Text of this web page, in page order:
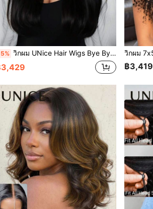
วิกผม UNice Hair Wigs Bye Bye Slip™ แบบ Pre Everything Frontal วิกหน้าลูกไม้ 13x4 ฟอกสีล่วงหน้า ตัดล่วงหน้า ผมตรง มีเชือกรูด 100% ผมมนุษย์แท้ ลูกไม้ใส สำหรับผู้หญิง เหมาะสำหรับมือใหม่ ถอนเส้นผมเรียบร้อย
฿3,419